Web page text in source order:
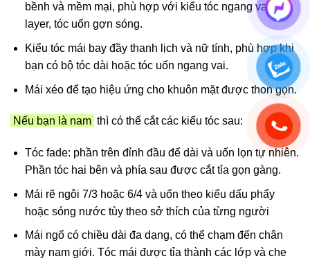
bềnh và mềm mại, phù hợp với kiểu tóc ngang vai, tóc
layer, tóc uốn gợn sóng.
Kiểu tóc mái bay đầy thanh lịch và nữ tính, phù hợp khi
bạn có bộ tóc dài hoặc tóc uốn ngang vai.
Mái xéo để tạo hiệu ứng cho khuôn mặt được thon gọn.
Nếu bạn là nam thì có thể cắt các kiểu tóc sau:
Tóc fade: phần trên đỉnh đầu để dài và uốn lọn tự nhiên.
Phần tóc hai bên và phía sau được cắt tỉa gọn gàng.
Mái rẽ ngôi 7/3 hoặc 6/4 và uốn theo kiểu dấu phẩy
hoặc sóng nước tùy theo sở thích của từng người
Mái ngố có chiều dài đa dạng, có thể chạm đến chân
mày nam giới. Tóc mái được tỉa thành các lớp và che